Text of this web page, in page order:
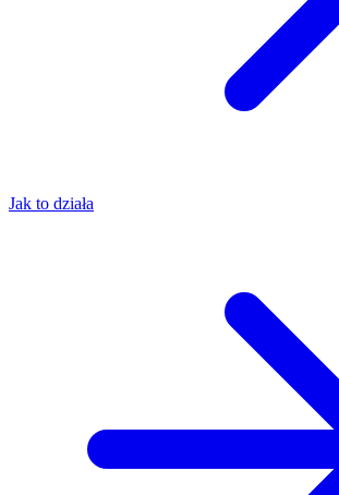
Jak to działa